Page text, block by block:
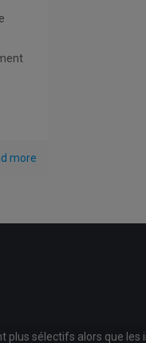
more
plus sélectifs alors que les